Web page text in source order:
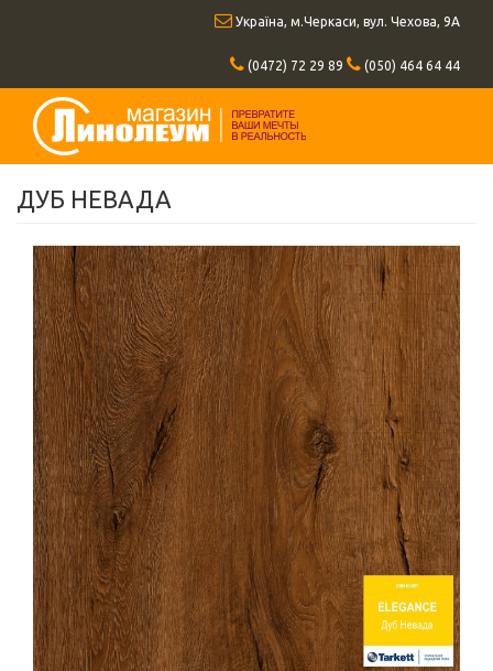
Україна, м.Черкаси, вул. Чехова, 9А
(0472) 72 29 89 (050) 464 64 44
ДУБ НЕВАДА